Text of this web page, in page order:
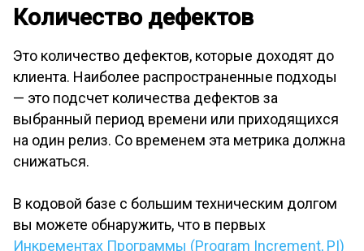
Количество дефектов
Это количество дефектов, которые доходят до
клиента. Наиболее распространенные подходы
— это подсчет количества дефектов за
выбранный период времени или приходящихся
на один релиз. Со временем эта метрика должна
снижаться.
В кодовой базе с большим техническим долгом
вы можете обнаружить, что в первых
Инкрементах Программы (Program Increment, PI)